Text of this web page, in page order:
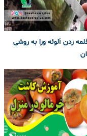
زدن آلوئه ورا به روشی